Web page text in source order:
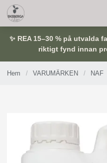
✨ REA 15–30 % på utvalda
riktigt fynd innan
Hem / VARUMÄRKEN / NAF